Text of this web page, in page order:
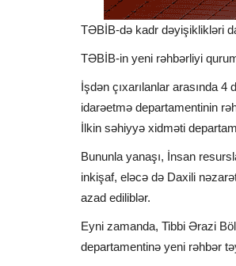
TƏBİB-də kadr dəyişiklikləri
TƏBİB-in yeni rəhbərliyi
İşdən çıxarılanlar arasında
idarəetmə departamentinin
İlkin səhiyyə xidməti
Bununla yanaşı, İnsan
inkişaf, eləcə də Daxili
azad ediliblər.
Eyni zamanda, Tibbi Ərazi
departamentinə yeni rəhbər